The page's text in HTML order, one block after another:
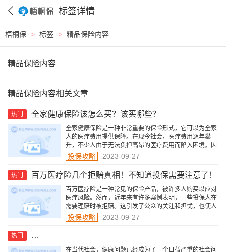
标签详情
梧桐保 > 标签 > 精品保险内容
精品保险内容
精品保险内容相关文章
热门 全家健康保险该怎么买？该买哪些？
全家健康保险是一种非常重要的保险形式，它可以为全家
人的医疗费用提供保障。在现今社会，医疗费用逐年攀
升，不少人由于无法负担高昂的医疗费用而陷入困境。因
此，购买全家健康保险成为人们关注的焦点。
投保攻略 2023-09-27
热门 百万医疗险几个拒赔真相！不知道投保需要注意了！
百万医疗险是一种常见的保险产品，被许多人购买以应对
医疗风险。然而，近年来有许多案例表明，一些投保人在
需要理赔时被拒赔。这引发了公众的关注和担忧，也使人
们开始重新审视百万医疗险的运作机制和注意事项。
投保攻略 2023-09-27
热门 父母50岁以上，健康险能投保哪些？重疾险可以投保
在当代社会，健康问题已经成为了一个日益严重的社会问